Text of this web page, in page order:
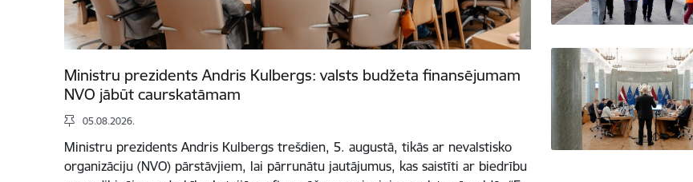
Ministru prezidents Andris Kulbergs: valsts budžeta finansējumam
NVO jābūt caurskatāmam
05.08.2026.
Ministru prezidents Andris Kulbergs trešdien, 5. augustā, tikās ar nevalstisko
organizāciju (NVO) pārstāvjiem, lai pārrunātu jautājumus, kas saistīti ar biedrību